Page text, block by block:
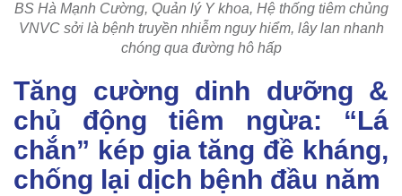
BS Hà Mạnh Cường, Quản lý Y khoa, Hệ thống tiêm chủng
VNVC sởi là bệnh truyền nhiễm nguy hiểm, lây lan nhanh
chóng qua đường hô hấp
Tăng cường dinh dưỡng &
chủ động tiêm ngừa: “Lá
chắn” kép gia tăng đề kháng,
chống lại dịch bệnh đầu năm